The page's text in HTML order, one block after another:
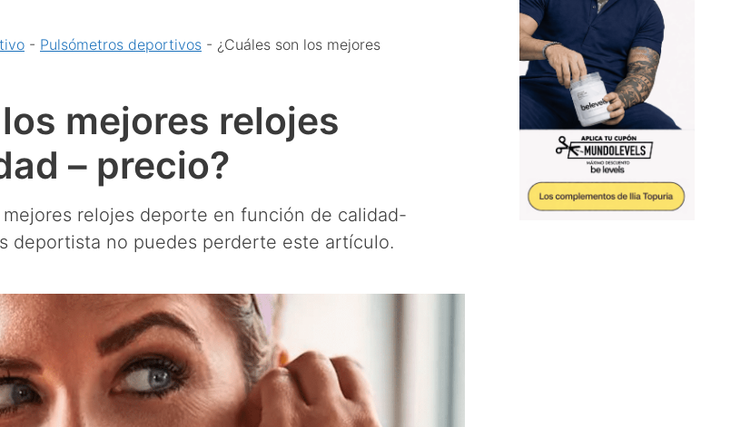
- Pulsómetros deportivos - ¿Cuáles son los mejores
mejores relojes
– precio?
relojes deporte en función de calidad-
deportista no puedes perderte este artículo.